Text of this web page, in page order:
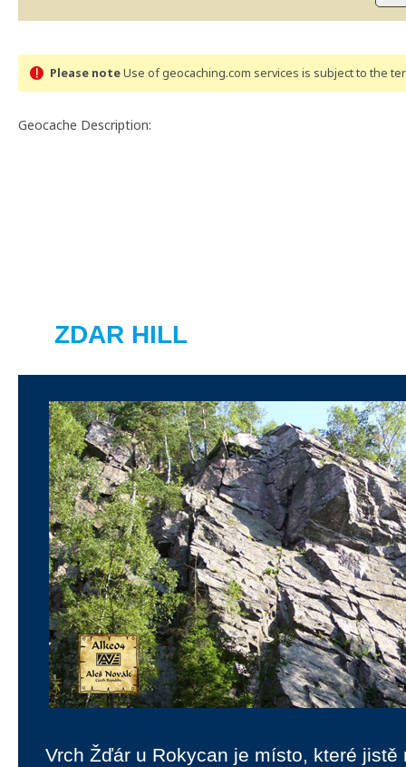
Please noteUse of geocaching.com services is subject to the
Geocache Description:
ZDAR HILL
Vrch Žďár u Rokycan je místo, které jistě